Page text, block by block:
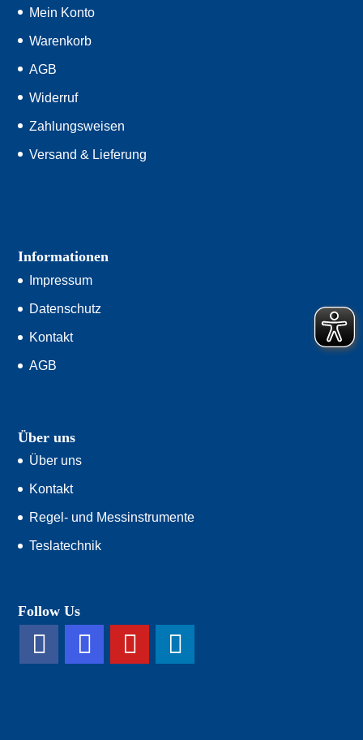
Mein Konto
Warenkorb
AGB
Widerruf
Zahlungsweisen
Versand & Lieferung
Informationen
Impressum
Datenschutz
Kontakt
AGB
Über uns
Über uns
Kontakt
Regel- und Messinstrumente
Teslatechnik
Follow Us